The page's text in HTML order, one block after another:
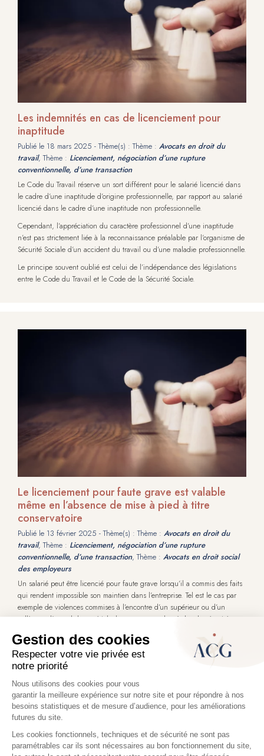
Les indemnités en cas de licenciement pour
inaptitude
Publié le 18 mars 2025 - Thème(s) : Thème : Avocats en droit du
travail, Thème : Licenciement, négociation d’une rupture
conventionnelle, d’une transaction
Le Code du Travail réserve un sort différent pour le salarié licencié dans
le cadre d’une inaptitude d’origine professionnelle, par rapport au salarié
licencié dans le cadre d’une inaptitude non professionnelle.
Cependant, l’appréciation du caractère professionnel d’une inaptitude
n’est pas strictement liée à la reconnaissance préalable par l’organisme de
Sécurité Sociale d’un accident du travail ou d’une maladie professionnelle.
Le principe souvent oublié est celui de l’indépendance des législations
entre le Code du Travail et le Code de la Sécurité Sociale.
Le licenciement pour faute grave est valable
même en l’absence de mise à pied à titre
conservatoire
Publié le 13 février 2025 - Thème(s) : Thème : Avocats en droit du
travail, Thème : Licenciement, négociation d’une rupture
conventionnelle, d’une transaction, Thème : Avocats en droit social
des employeurs
Un salarié peut être licencié pour faute grave lorsqu’il a commis des faits
qui rendent impossible son maintien dans l’entreprise. Tel est le cas par
exemple de violences commises à l’encontre d’un supérieur ou d’un
collègue, d’un vol de matériel, du non-respect des règles de sécurité, …
Dans cette hypothèse, l’employeur prend fréquemment une mesure de
mise à l’écart du salarié de l’entreprise, sous la forme d’une mise à pied
conservatoire : le salarié est invité à quitter immédiatement son poste.